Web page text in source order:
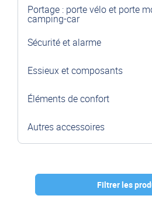
Filtrer les
Portage : porte vélo et porte
camping-car
Sécurité et alarme
Essieux et composants
Éléments de confort
Autres accessoires